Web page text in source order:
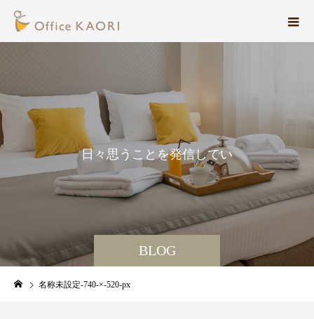
BLOG
日々思うことを発信しています。
名称未設定-740-×-520-px